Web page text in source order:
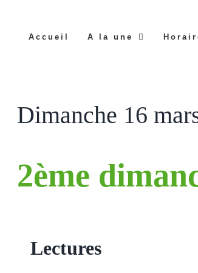
Accueil A la une
Dimanche 16
2ème
Lectures